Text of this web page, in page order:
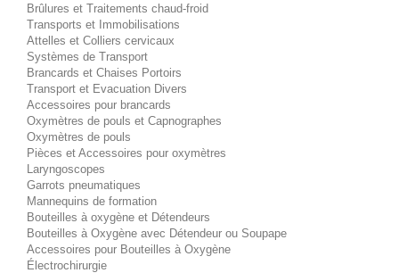
Brûlures et Traitements chaud-froid
Transports et Immobilisations
Attelles et Colliers cervicaux
Systèmes de Transport
Brancards et Chaises Portoirs
Transport et Evacuation Divers
Accessoires pour brancards
Oxymètres de pouls et Capnographes
Oxymètres de pouls
Pièces et Accessoires pour oxymètres
Laryngoscopes
Garrots pneumatiques
Mannequins de formation
Bouteilles à oxygène et Détendeurs
Bouteilles à Oxygène avec Détendeur ou Soupape
Accessoires pour Bouteilles à Oxygène
Électrochirurgie